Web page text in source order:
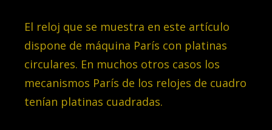
El reloj que se muestra en este artículo
dispone de máquina París con platinas
circulares. En muchos otros casos los
mecanismos París de los relojes de cuadro
tenían platinas cuadradas.